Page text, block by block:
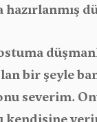
bir şeyle
severim.